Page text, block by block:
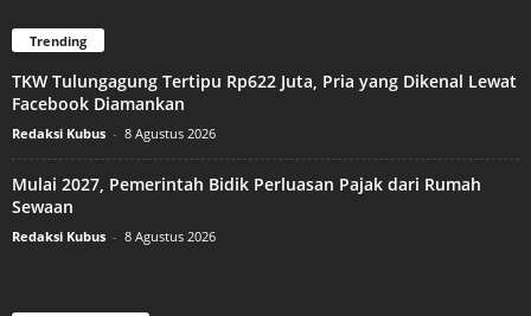
Trending
TKW Tulungagung Tertipu Rp622 Juta, Pria yang Dikenal Lewat
Facebook Diamankan
Redaksi Kubus - 8 Agustus 2026
Mulai 2027, Pemerintah Bidik Perluasan Pajak dari Rumah
Sewaan
Redaksi Kubus - 8 Agustus 2026